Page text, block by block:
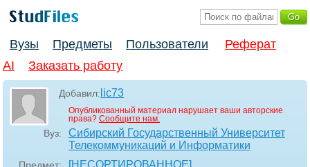
Вузы Предметы Пользователи
Реферат
AI
Заказать работу
Добавил: lic73
Опубликованный материал нарушает ваши авторские
права? Сообщите нам.
Вуз:
Сибирский Государственный Университет
Телекоммуникаций и Информатики